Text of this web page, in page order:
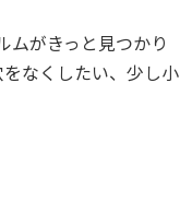
ムがきっと見つかり
なくしたい、少し小